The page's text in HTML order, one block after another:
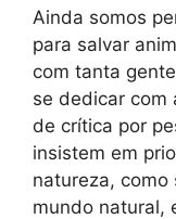
Ainda somos
para salvar
com tanta
se dedicar com
de crítica por
insistem em
natureza,
mundo natural,